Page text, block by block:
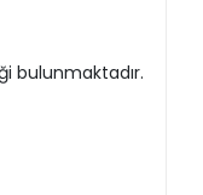
bulunmaktadır.